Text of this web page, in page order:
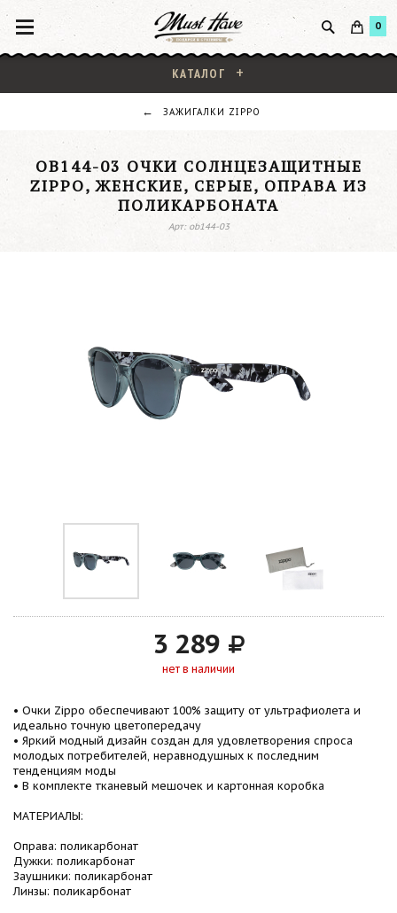
0
КАТАЛОГ
ЗАЖИГАЛКИ ZIPPO
OB144-03 ОЧКИ СОЛНЦЕЗАЩИТНЫЕ
ZIPPO, ЖЕНСКИЕ, СЕРЫЕ, ОПРАВА ИЗ
ПОЛИКАРБОНАТА
Арт: ob144-03
3 289
нет в наличии
• Очки Zippo обеспечивают 100% защиту от ультрафиолета и
идеально точную цветопередачу
• Яркий модный дизайн создан для удовлетворения спроса
молодых потребителей, неравнодушных к последним
тенденциям моды
• В комплекте тканевый мешочек и картонная коробка
МАТЕРИАЛЫ:
Оправа: поликарбонат
Дужки: поликарбонат
Заушники: поликарбонат
Линзы: поликарбонат